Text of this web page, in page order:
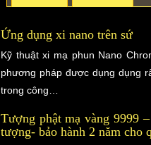
Ứng dụng xi nano trên sứ
Kỹ thuật xi mạ phun Nano
phương pháp được dụng dụng
trong công…
Tượng phật mạ vàng 9999
tượng- bảo hành 2 năm cho